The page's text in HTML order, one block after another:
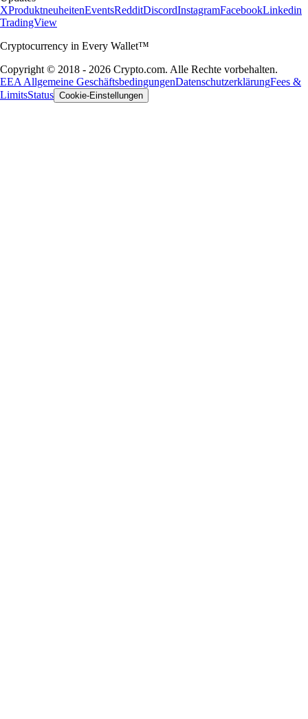
XProduktneuheitenEventsRedditDiscordInstagramFacebookLinkedin
TradingView
Cryptocurrency in Every Wallet™
Copyright © 2018 - 2026 Crypto.com. Alle Rechte vorbehalten.
EEA Allgemeine GeschäftsbedingungenDatenschutzerklärungFees &
LimitsStatus Cookie-Einstellungen